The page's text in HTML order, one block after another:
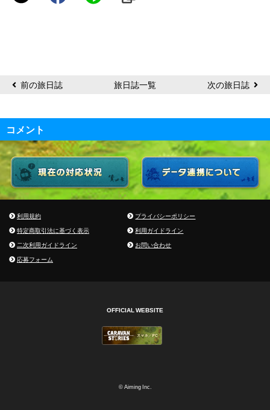
前の旅日誌 旅日誌一覧 次の旅日誌
コメント
利用規約
プライバシーポリシー
特定商取引法に基づく表示
利用ガイドライン
二次利用ガイドライン
お問い合わせ
応募フォーム
OFFICIAL WEBSITE
© Aiming Inc.